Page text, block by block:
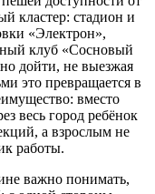
кластер: стадион и
«Электрон»,
клуб «Сосновый
дойти, не выезжая
это превращается в
вместо
весь город ребёнок
а взрослым не
работы.
важно понимать,